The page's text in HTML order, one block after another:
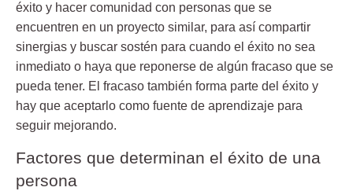
éxito y hacer comunidad con personas que se
encuentren en un proyecto similar, para así compartir
sinergias y buscar sostén para cuando el éxito no sea
inmediato o haya que reponerse de algún fracaso que se
pueda tener. El fracaso también forma parte del éxito y
hay que aceptarlo como fuente de aprendizaje para
seguir mejorando.
Factores que determinan el éxito de una
persona